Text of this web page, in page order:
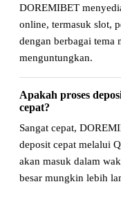
DOREMIBET
online, termasuk slot,
dengan berbagai tema
menguntungkan.
Apakah proses
cepat?
Sangat cepat,
deposit cepat melalui
akan masuk dalam
besar mungkin lebih